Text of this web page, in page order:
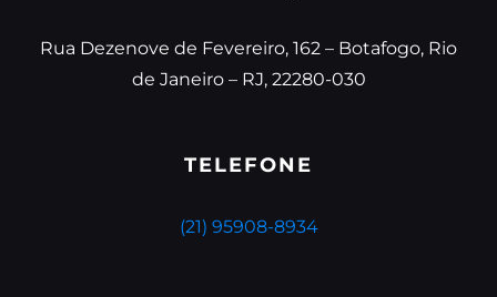
Rua Dezenove de Fevereiro, 162 – Botafogo, Rio
de Janeiro – RJ, 22280-030
TELEFONE
(21) 95908-8934